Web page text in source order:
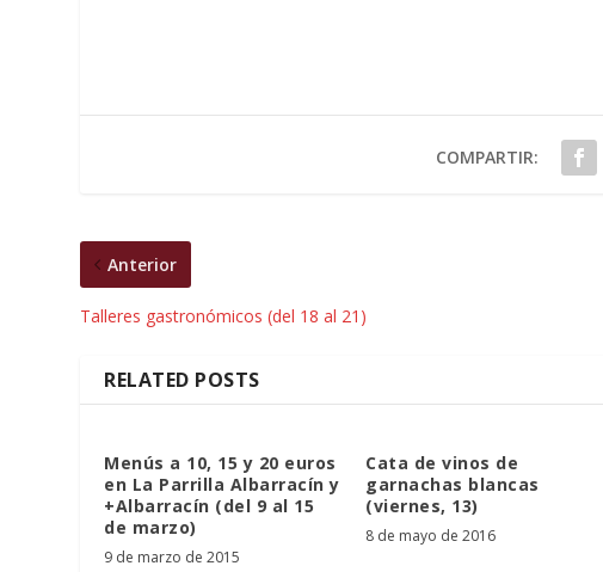
COMPARTIR:
Anterior
Talleres gastronómicos (del 18 al 21)
RELATED POSTS
Menús a 10, 15 y 20 euros
en La Parrilla Albarracín y
+Albarracín (del 9 al 15
de marzo)
9 de marzo de 2015
Cata de vinos de
garnachas blancas
(viernes, 13)
8 de mayo de 2016